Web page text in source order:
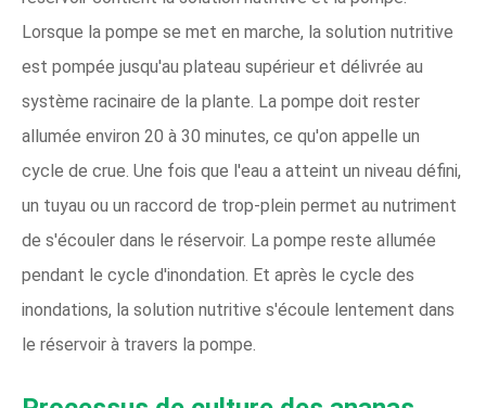
Lorsque la pompe se met en marche, la solution nutritive
est pompée jusqu'au plateau supérieur et délivrée au
système racinaire de la plante. La pompe doit rester
allumée environ 20 à 30 minutes, ce qu'on appelle un
cycle de crue. Une fois que l'eau a atteint un niveau défini,
un tuyau ou un raccord de trop-plein permet au nutriment
de s'écouler dans le réservoir. La pompe reste allumée
pendant le cycle d'inondation. Et après le cycle des
inondations, la solution nutritive s'écoule lentement dans
le réservoir à travers la pompe.